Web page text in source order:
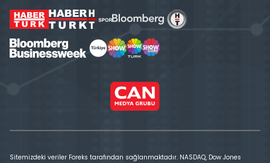
Sitemizdeki veriler Foreks tarafından sağlanmaktadır. NASDAQ, Dow Jones